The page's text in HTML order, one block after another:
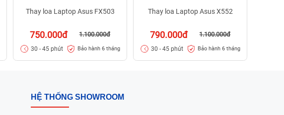
Thay loa Laptop Asus FX503
750.000đ 1.100.000đ
30 - 45 phút Bảo hành 6 tháng
Thay loa Laptop Asus X552
790.000đ 1.100.000đ
30 - 45 phút Bảo hành 6 tháng
HỆ THỐNG SHOWROOM